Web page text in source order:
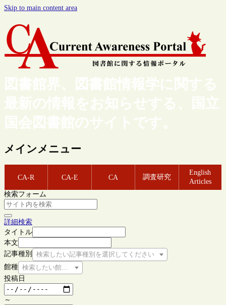
Skip to main content area
図書館界、図書館情報学に関する
最新の情報をお知らせする、国立
国会図書館のサイトです。
メインメニュー
CA-R CA-E CA 調査研究
English
Articles
検索フォーム
詳細検索
タイトル
本文
記事種別
検索したい記事種別を選択してください
館種 検索したい館種を選択してください
投稿日
～